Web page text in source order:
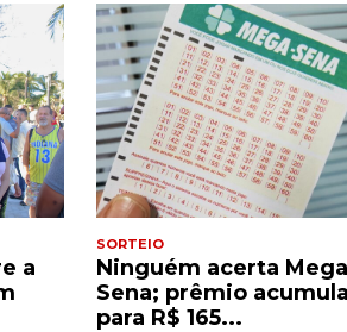
a
SORTEIO
Ninguém acerta
Sena; prêmio acumula
para R$ 165...